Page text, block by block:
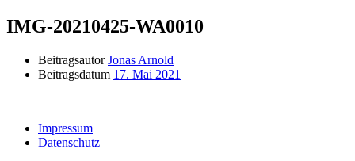
IMG-20210425-WA0010
Beitragsautor Jonas Arnold
Beitragsdatum 17. Mai 2021
Impressum
Datenschutz